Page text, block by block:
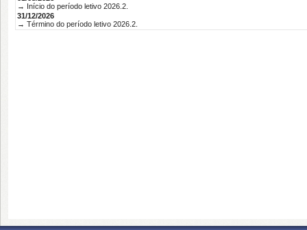
→ Início do período letivo 2026.2.
31/12/2026
→ Término do período letivo 2026.2.